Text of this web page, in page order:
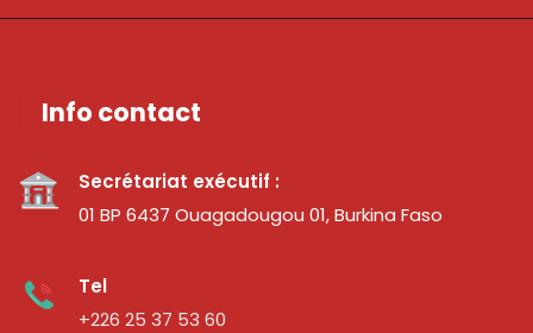
Info contact
Secrétariat exécutif :
01 BP 6437 Ouagadougou 01, Burkina Faso
Tel
+226 25 37 53 60